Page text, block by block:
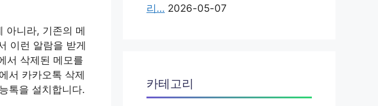
아니라, 기존의 메
이런 알람을 받게
서 삭제된 메모를
서 카카오톡 삭제
톡을 설치합니다.
리… 2026-05-07
카테고리